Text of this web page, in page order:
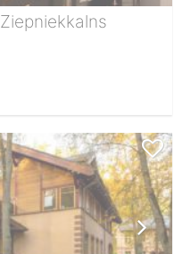
Māja, Vienības gatve, Rīga, Ziepniekkalns